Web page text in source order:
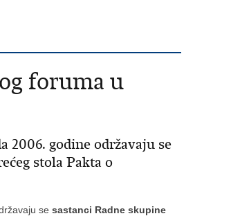
foruma u
2006. godine održavaju se
stola Pakta o
se sastanci Radne skupine